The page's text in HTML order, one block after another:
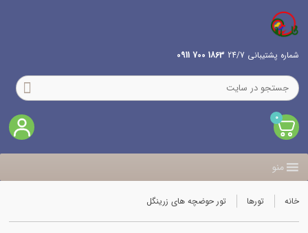
شماره پشتیبانی 24/7 1863 700 0911
0
منو
خانه تورها تور حوضچه های زرینگل